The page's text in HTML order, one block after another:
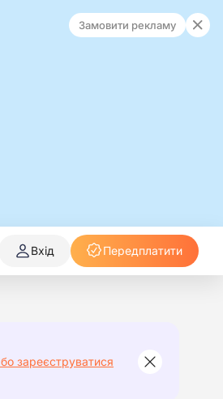
Замовити рекламу
Вхід Передплатити
зареєструватися